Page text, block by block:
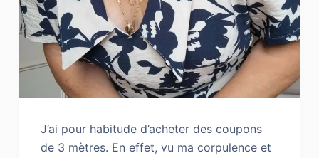
J’ai pour habitude d’acheter des coupons
de 3 mètres. En effet, vu ma corpulence et